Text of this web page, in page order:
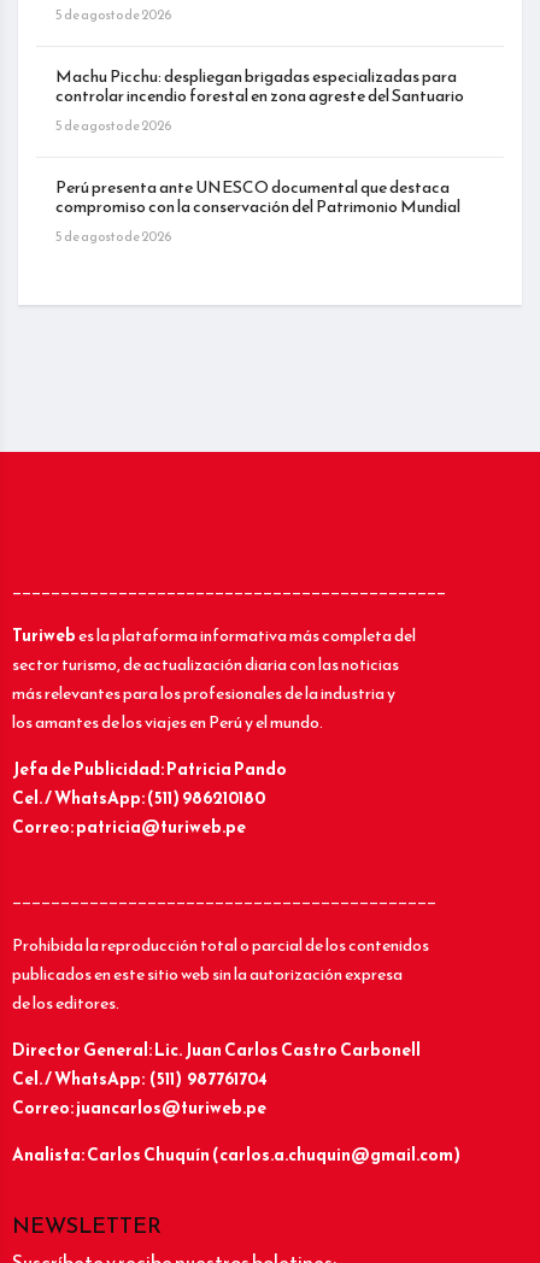
5 de agosto de 2026
Machu Picchu: despliegan brigadas especializadas para
controlar incendio forestal en zona agreste del Santuario
5 de agosto de 2026
Perú presenta ante UNESCO documental que destaca
compromiso con la conservación del Patrimonio Mundial
5 de agosto de 2026
_____________________________________________
Turiwebes la plataforma informativa más completa del
sector turismo, de actualización diaria con las noticias
más relevantes para los profesionales de la industria y
los amantes de los viajes en Perú y el mundo.
Jefa de Publicidad: Patricia Pando
Cel. / WhatsApp: (511) 986210180
Correo: patricia@turiweb.pe
____________________________________________
Prohibida la reproducción total o parcial de los contenidos
publicados en este sitio web sin la autorización expresa
de los editores.
Director General: Lic.Juan Carlos Castro Carbonell
Cel. / WhatsApp: (511) 987761704
Correo: juancarlos@turiweb.pe
Analista: Carlos Chuquín (carlos.a.chuquin@gmail.com)
NEWSLETTER